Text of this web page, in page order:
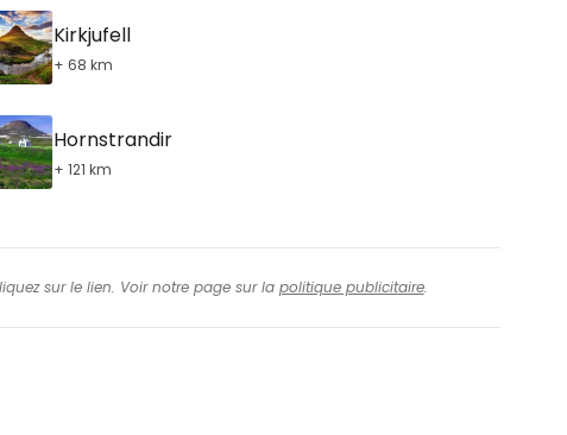
Kirkjufell
+ 68 km
Hornstrandir
+ 121 km
sur le lien. Voir notre page sur la politique publicitaire.